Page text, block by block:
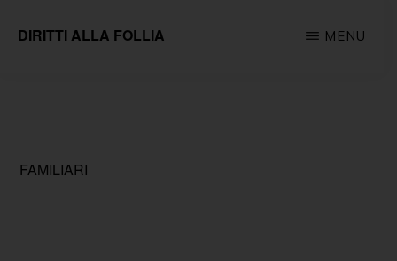
DIRITTI ALLA FOLLIA
della
MENU
FAMILIARI